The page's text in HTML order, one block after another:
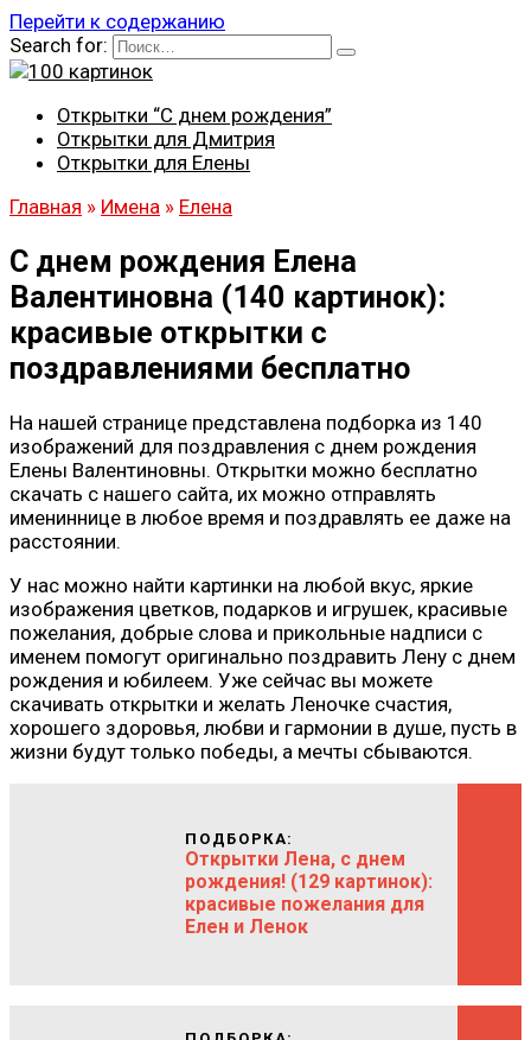
Перейти к содержанию
Search for:
Открытки “С днем рождения”
Открытки для Дмитрия
Открытки для Елены
Главная » Имена » Елена
С днем рождения Елена
Валентиновна (140 картинок):
красивые открытки с
поздравлениями бесплатно
На нашей странице представлена подборка из 140
изображений для поздравления с днем рождения
Елены Валентиновны. Открытки можно бесплатно
скачать с нашего сайта, их можно отправлять
имениннице в любое время и поздравлять ее даже на
расстоянии.
У нас можно найти картинки на любой вкус, яркие
изображения цветков, подарков и игрушек, красивые
пожелания, добрые слова и прикольные надписи с
именем помогут оригинально поздравить Лену с днем
рождения и юбилеем. Уже сейчас вы можете
скачивать открытки и желать Леночке счастия,
хорошего здоровья, любви и гармонии в душе, пусть в
жизни будут только победы, а мечты сбываются.
ПОДБОРКА:
Открытки Лена, с днем
рождения! (129 картинок):
красивые пожелания для
Елен и Ленок